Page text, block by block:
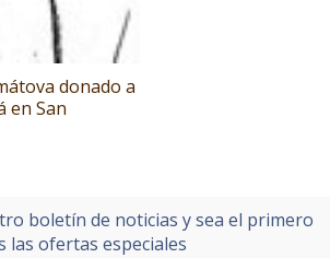
donado a
en San
boletín de noticias y sea el primero
las ofertas especiales